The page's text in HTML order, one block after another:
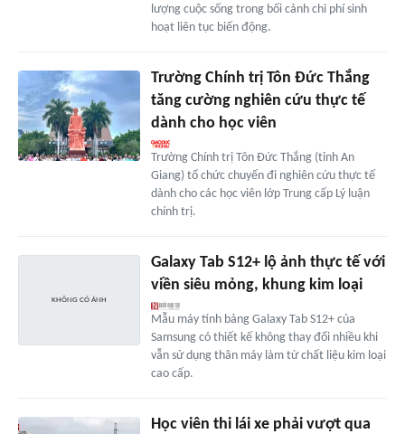
lượng cuộc sống trong bối cảnh chi phí sinh
hoạt liên tục biến động.
Trường Chính trị Tôn Đức Thắng
tăng cường nghiên cứu thực tế
dành cho học viên
Trường Chính trị Tôn Đức Thắng (tỉnh An
Giang) tổ chức chuyến đi nghiên cứu thực tế
dành cho các học viên lớp Trung cấp Lý luận
chính trị.
Galaxy Tab S12+ lộ ảnh thực tế với
viền siêu mỏng, khung kim loại
Mẫu máy tính bảng Galaxy Tab S12+ của
Samsung có thiết kế không thay đổi nhiều khi
vẫn sử dụng thân máy làm từ chất liệu kim loại
cao cấp.
Học viên thi lái xe phải vượt qua